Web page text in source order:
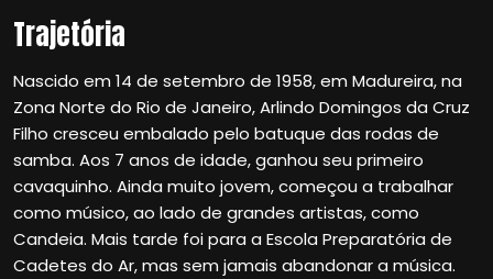
Trajetória
Nascido em 14 de setembro de 1958, em Madureira, na
Zona Norte do Rio de Janeiro, Arlindo Domingos da Cruz
Filho cresceu embalado pelo batuque das rodas de
samba. Aos 7 anos de idade, ganhou seu primeiro
cavaquinho. Ainda muito jovem, começou a trabalhar
como músico, ao lado de grandes artistas, como
Candeia. Mais tarde foi para a Escola Preparatória de
Cadetes do Ar, mas sem jamais abandonar a música.